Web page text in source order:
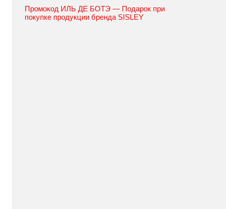
Промокод ИЛЬ ДЕ БОТЭ — Подарок при
покупке продукции бренда SISLEY